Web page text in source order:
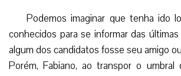
Podemos imaginar que tenha ido
conhecidos para se informar das
algum dos candidatos fosse seu amigo
Porém, Fabiano, ao transpor o